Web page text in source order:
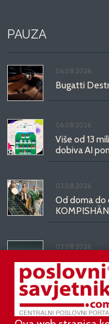
PAUZA
06.08.2026.
Bugatti
06.08.2026.
Više od 13
dobiva AI
03.08.2026.
Od doma do
03.08.2026.
Kineski BYD
kilometara